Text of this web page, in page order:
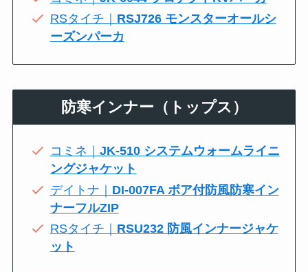
RSタイチ｜ RSJ726 モンスターオールシ
ーズンパーカ
防寒インナー（トップス）
コミネ｜ JK-510 システムウォームライニ
ングジャケット
デイトナ｜ DI-007FA ボア付防風防寒イン
ナーフルZIP
RSタイチ｜ RSU232 防風インナージャケ
ット